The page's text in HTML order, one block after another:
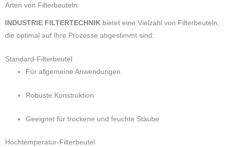
Arten von Filterbeuteln
INDUSTRIE FILTERTECHNIK bietet eine Vielzahl von Filterbeuteln,
die optimal auf Ihre Prozesse abgestimmt sind:
Standard-Filterbeutel
Für allgemeine Anwendungen
Robuste Konstruktion
Geeignet für trockene und feuchte Stäube
Hochtemperatur-Filterbeutel